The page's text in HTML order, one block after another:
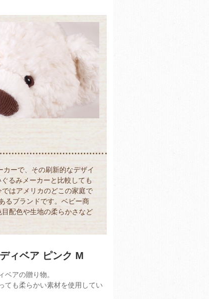
ーで、その刷新的なデザイ
るみメーカーと比較しても
はアメリカのどこの家庭で
るブランドです。ベビー商
配色や生地の柔らかさなど
ィベア ピンク M
ベアの贈り物。
ても柔らかい素材を使用してい